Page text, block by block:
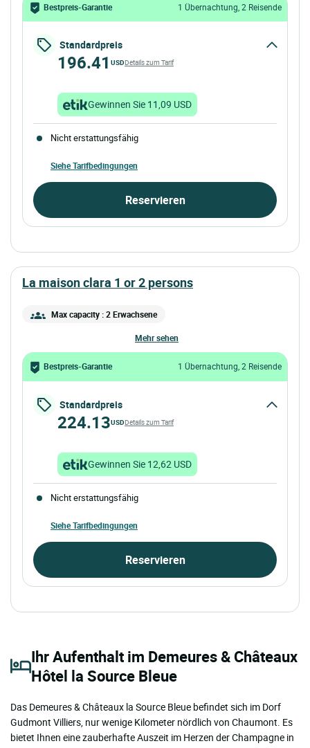
Bestpreis-Garantie 1 Übernachtung, 2 Reisende
Standardpreis
196.41 USDDetails zum Tarif
Gewinnen Sie 11,09 USD
Nicht erstattungsfähig
Siehe Tarifbedingungen
Reservieren
la maison clara 1 or 2 persons
Max capacity : 2 Erwachsene
mehr sehen
Bestpreis-Garantie 1 Übernachtung, 2 Reisende
Standardpreis
224.13USDDetails zum Tarif
Gewinnen Sie 12,62 USD
Nicht erstattungsfähig
Siehe Tarifbedingungen
Reservieren
Ihr Aufenthalt im Demeures & Châteaux
Hôtel la Source Bleue
Das Demeures & Châteaux la Source Bleue befindet sich im Dorf
Gudmont Villiers, nur wenige Kilometer nördlich von Chaumont. Es
bietet Ihnen eine zauberhafte Auszeit im Herzen der Champagne in